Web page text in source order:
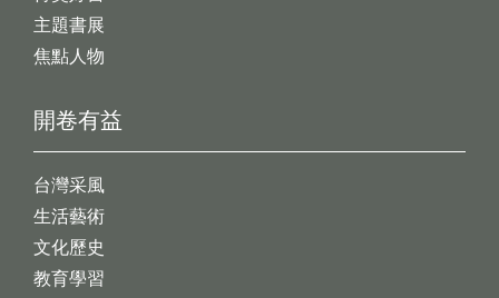
開卷有益
台灣采風
生活藝術
文化歷史
教育學習
主題書展
焦點人物